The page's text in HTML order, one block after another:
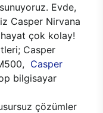
Evde,
Casper Nirvana
çok kolay!
Casper
Casper
bilgisayar
çözümler